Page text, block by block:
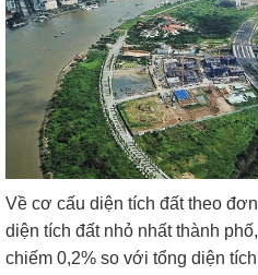
Về cơ cấu diện tích đất theo
diện tích đất nhỏ nhất thành
chiếm 0,2% so với tổng diện